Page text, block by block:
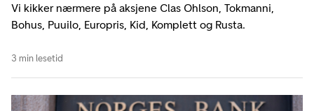
Vi kikker nærmere på aksjene Clas Ohlson, Tokmanni,
Bohus, Puuilo, Europris, Kid, Komplett og Rusta.
3 min lesetid